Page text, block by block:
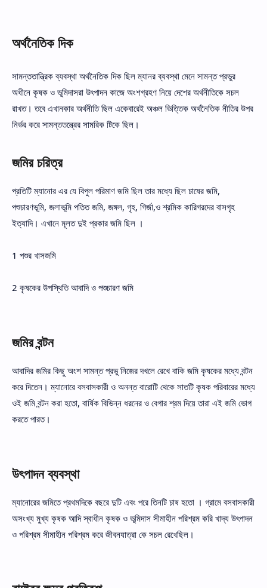
অর্থনৈতিক দিক
সামন্ততান্ত্রিক ব্যবস্থা অর্থনৈতিক দিক ছিল ম্যানর ব্যবস্থা মেনে সামন্ত প্রভুর
অধীনে কৃষক ও ভূমিদাসরা উৎপাদন কাজে অংশগ্রহণ নিয়ে দেশের অর্থনীতিকে সচল
রাখত। তবে এখানকার অর্থনীতি ছিল একেবারেই অঞ্চল ভিত্তিক অর্থনৈতিক নীতির উপর
নির্ভর করে সামন্ততন্ত্রের সামরিক টিকে ছিল।
জমির চরিত্র
প্রতিটি ম্যানোর এর যে বিপুল পরিমাণ জমি ছিল তার মধ্যে ছিল চাষের জমি,
পশুচারণভূমি, জলাভূমি পতিত জমি, জঙ্গল, গৃহ, গির্জা,ও শ্রমিক কারিগরদের বাসগৃহ
ইত্যাদি। এখানে মূলত দুই প্রকার জমি ছিল ।
1 পশুর খাসজমি
2 কৃষকের উপস্থিতি আবাদি ও পশুচারণ জমি
জমির বন্টন
আবাদির জমির কিছু অংশ সামন্ত প্রভু নিজের দখলে রেখে বাকি জমি কৃষকের মধ্যে বন্টন
করে দিতেন। ম্যানোরে বসবাসকারী ও অনন্ত বারোটি থেকে সাতটি কৃষক পরিবারের মধ্যে
ওই জমি বন্টন করা হতো, বার্ষিক বিভিন্ন ধরনের ও বেগার শ্রম দিয়ে তারা এই জমি ভোগ
করতে পারত।
উৎপাদন ব্যবস্থা
ম্যানোরের জমিতে প্রথমদিকে বছরে দুটি এবং পরে তিনটি চাষ হতো । গ্রামে বসবাসকারী
অসংখ্য মুখ্য কৃষক আদি স্বাধীন কৃষক ও ভূমিদাস সীমাহীন পরিশ্রম করি খাদ্য উৎপাদন
ও পরিশ্রম সীমাহীন পরিশ্রম করে জীবনযাত্রা কে সচল রেখেছিল।